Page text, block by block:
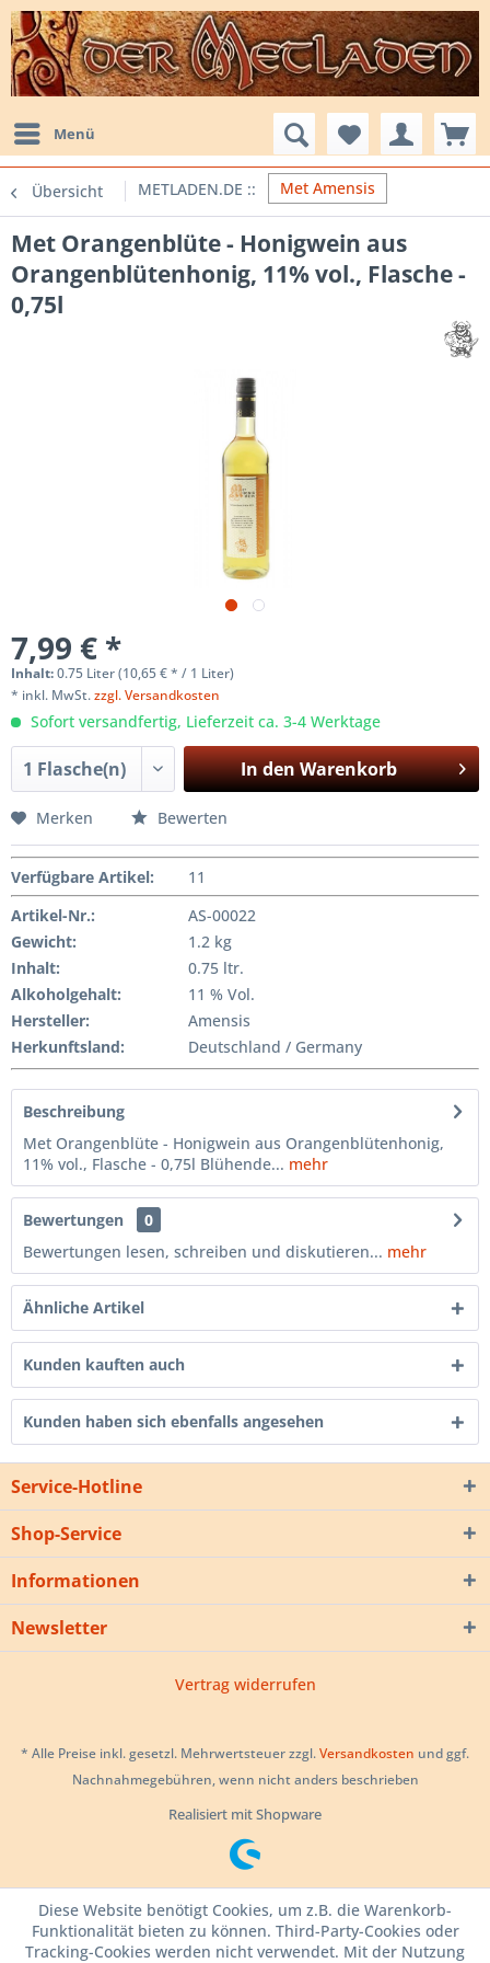
Menü
Übersicht Met Amensis
Met Orangenblüte - Honigwein aus
Orangenblütenhonig, 11% vol., Flasche -
0,75l
7,99 € *
Inhalt:0.75 Liter (10,65 € * / 1 Liter)
* inkl. MwSt.zzgl. Versandkosten
Sofort versandfertig, Lieferzeit ca. 3-4 Werktage
In denWarenkorb
Merken Bewerten
Verfügbare Artikel:
11
Artikel-Nr.:
AS-00022
Gewicht:
1.2 kg
Inhalt:
0.75 ltr.
Alkoholgehalt:
11 % Vol.
Hersteller:
Amensis
Herkunftsland:
Deutschland / Germany
Beschreibung
Met Orangenblüte - Honigwein aus Orangenblütenhonig,
11% vol., Flasche - 0,75l Blühende... mehr
Bewertungen
0
Bewertungen lesen, schreiben und diskutieren... mehr
Ähnliche Artikel
Kunden kauften auch
Kunden haben sich ebenfalls angesehen
Service-Hotline
Shop-Service
Informationen
Newsletter
Vertrag widerrufen
* Alle Preise inkl. gesetzl. Mehrwertsteuer zzgl.Versandkosten und ggf.
Nachnahmegebühren, wenn nicht anders beschrieben
Realisiert mit Shopware
Diese Website benötigt Cookies, um z.B. die Warenkorb-
Funktionalität bieten zu können. Third-Party-Cookies oder
Tracking-Cookies werden nicht verwendet. Mit der Nutzung